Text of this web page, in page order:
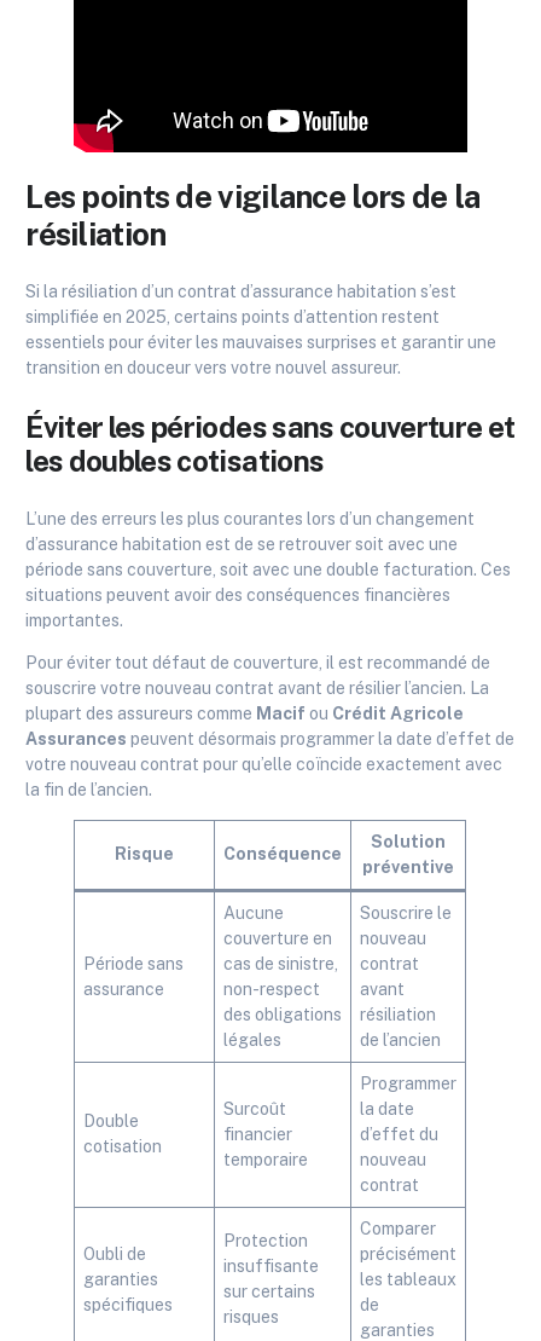
Les points de vigilance lors de la
résiliation
Si la résiliation d’un contrat d’assurance habitation s’est
simplifiée en 2025, certains points d’attention restent
essentiels pour éviter les mauvaises surprises et garantir une
transition en douceur vers votre nouvel assureur.
Éviter les périodes sans couverture et
les doubles cotisations
L’une des erreurs les plus courantes lors d’un changement
d’assurance habitation est de se retrouver soit avec une
période sans couverture, soit avec une double facturation. Ces
situations peuvent avoir des conséquences financières
importantes.
Pour éviter tout défaut de couverture, il est recommandé de
souscrire votre nouveau contrat avant de résilier l’ancien. La
plupart des assureurs comme Macif ou Crédit Agricole
Assurances peuvent désormais programmer la date d’effet de
votre nouveau contrat pour qu’elle coïncide exactement avec
la fin de l’ancien.
Risque Conséquence
Solution
préventive
Période sans
assurance
Aucune
couverture en
cas de sinistre,
non-respect
des obligations
légales
Souscrire le
nouveau
contrat
avant
résiliation
de l’ancien
Double
cotisation
Surcoût
financier
temporaire
Programmer
la date
d’effet du
nouveau
contrat
Oubli de
garanties
spécifiques
Protection
insuffisante
sur certains
risques
Comparer
précisément
les tableaux
de
garanties